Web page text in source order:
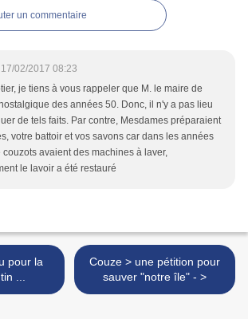
un commentaire
17/02/2017 08:23
je tiens à vous rappeler que M. le maire de
des années 50. Donc, il n'y a pas lieu
de tels faits. Par contre, Mesdames préparaient
votre battoir et vos savons car dans les années
couzots avaient des machines à laver,
le lavoir a été restauré
...
Couze > une pétition pour
sauver "notre île" - >